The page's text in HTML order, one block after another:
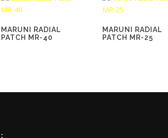
MARUNI RADIAL
PATCH MR-40
MARUNI RADIAL
PATCH MR-25